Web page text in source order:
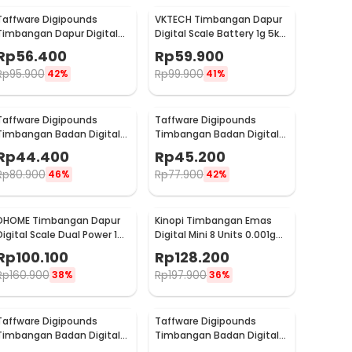
Digipounds
Dapur Digital
Scale Battery 1g 10kg - Z3S
56.400
95.900 42%
VKTECH Timbangan Dapur
Digital Scale Battery 1g 5kg
- CK10A
Rp59.900
Rp99.900 41%
Digipounds
Badan Digital
Scale Rechargeable 180kg -
12U
44.400
80.900 46%
Taffware Digipounds
Timbangan Badan Digital
Scale Rechargeable 180kg -
SC-15U
Rp45.200
Rp77.900 42%
Timbangan Dapur
Scale Dual Power 1g
15kg - JJ210
100.100
160.900 38%
Kinopi Timbangan Emas
Digital Mini 8 Units 0.001g
50g - TL-128
Rp128.200
Rp197.90036%
Digipounds
Badan Digital
Taffware Digipounds
Timbangan Badan Digital